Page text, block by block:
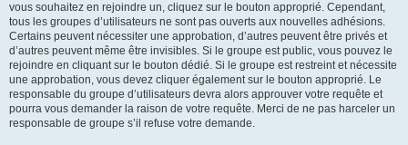
vous souhaitez en rejoindre un, cliquez sur le bouton approprié. Cependant,
tous les groupes d’utilisateurs ne sont pas ouverts aux nouvelles adhésions.
Certains peuvent nécessiter une approbation, d’autres peuvent être privés et
d’autres peuvent même être invisibles. Si le groupe est public, vous pouvez le
rejoindre en cliquant sur le bouton dédié. Si le groupe est restreint et nécessite
une approbation, vous devez cliquer également sur le bouton approprié. Le
responsable du groupe d’utilisateurs devra alors approuver votre requête et
pourra vous demander la raison de votre requête. Merci de ne pas harceler un
responsable de groupe s’il refuse votre demande.